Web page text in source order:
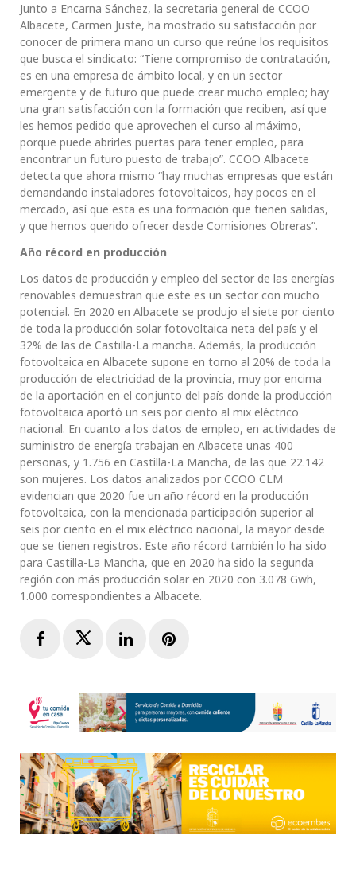
Junto a Encarna Sánchez, la secretaria general de CCOO
Albacete, Carmen Juste, ha mostrado su satisfacción por
conocer de primera mano un curso que reúne los requisitos
que busca el sindicato: “Tiene compromiso de contratación,
es en una empresa de ámbito local, y en un sector
emergente y de futuro que puede crear mucho empleo; hay
una gran satisfacción con la formación que reciben, así que
les hemos pedido que aprovechen el curso al máximo,
porque puede abrirles puertas para tener empleo, para
encontrar un futuro puesto de trabajo”. CCOO Albacete
detecta que ahora mismo “hay muchas empresas que están
demandando instaladores fotovoltaicos, hay pocos en el
mercado, así que esta es una formación que tienen salidas,
y que hemos querido ofrecer desde Comisiones Obreras”.
Año récord en producción
Los datos de producción y empleo del sector de las energías
renovables demuestran que este es un sector con mucho
potencial. En 2020 en Albacete se produjo el siete por ciento
de toda la producción solar fotovoltaica neta del país y el
32% de las de Castilla-La mancha. Además, la producción
fotovoltaica en Albacete supone en torno al 20% de toda la
producción de electricidad de la provincia, muy por encima
de la aportación en el conjunto del país donde la producción
fotovoltaica aportó un seis por ciento al mix eléctrico
nacional. En cuanto a los datos de empleo, en actividades de
suministro de energía trabajan en Albacete unas 400
personas, y 1.756 en Castilla-La Mancha, de las que 22.142
son mujeres. Los datos analizados por CCOO CLM
evidencian que 2020 fue un año récord en la producción
fotovoltaica, con la mencionada participación superior al
seis por ciento en el mix eléctrico nacional, la mayor desde
que se tienen registros. Este año récord también lo ha sido
para Castilla-La Mancha, que en 2020 ha sido la segunda
región con más producción solar en 2020 con 3.078 Gwh,
1.000 correspondientes a Albacete.
FacebookTwitterLinkedInPinterest